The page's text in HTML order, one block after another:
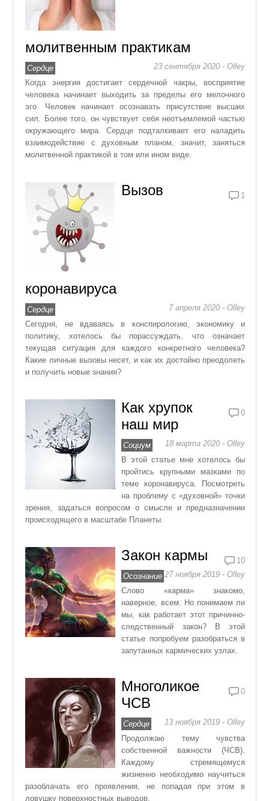
молитвенным практикам
Сердце
23 сентября 2020 - Olley
Когда энергия достигает сердечной чакры, восприятие
человека начинает выходить за пределы его мелочного
эго. Человек начинает осознавать присутствие высших
сил. Более того, он чувствует себя неотъемлемой частью
окружающего мира. Сердце подталкивает его наладить
взаимодействие с духовным планом, значит, заняться
молитвенной практикой в том или ином виде.
1
Вызов
коронавируса
Сердце
7 апреля 2020 - Olley
Сегодня, не вдаваясь в конспирологию, экономику и
политику, хотелось бы порассуждать, что означает
текущая ситуация для каждого конкретного человека?
Какие личные вызовы несет, и как их достойно преодолеть
и получить новые знания?
0
Как хрупок
наш мир
Социум
18 марта 2020 - Olley
В этой статье мне хотелось бы
пройтись крупными мазками по
теме коронавируса. Посмотреть
на проблему с «духовной» точки
зрения, задаться вопросом о смысле и предназначении
происходящего в масштабе Планеты.
10
Закон кармы
Осознание 27 ноября 2019 - Olley
Слово «карма» знакомо,
наверное, всем. Но понимаем ли
мы, как работает этот причинно-
следственный закон? В этой
статье попробуем разобраться в
запутанных кармических узлах.
0
Многоликое
ЧСВ
Сердце
13 ноября 2019 - Olley
Продолжаю тему чувства
собственной важности (ЧСВ).
Каждому стремящемуся
жизненно необходимо научиться
разоблачать его проявления, не попадая при этом в
ловушку поверхностных выводов.